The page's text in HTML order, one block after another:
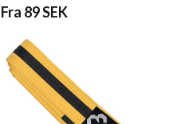
Fra 89 SEK